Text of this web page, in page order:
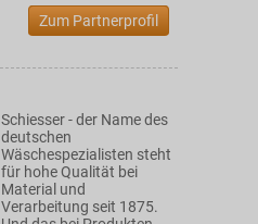
Zum Partnerprofil
Schiesser - der Name des
deutschen
Wäschespezialisten steht
für hohe Qualität bei
Material und
Verarbeitung seit 1875.